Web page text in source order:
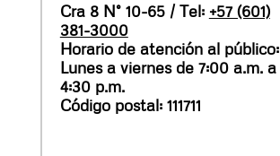
Cra 8 N° 10-65 / Tel: +57 (601)
381-3000
Horario de atención al público:
Lunes a viernes de 7:00 a.m. a
4:30 p.m.
Código postal: 111711